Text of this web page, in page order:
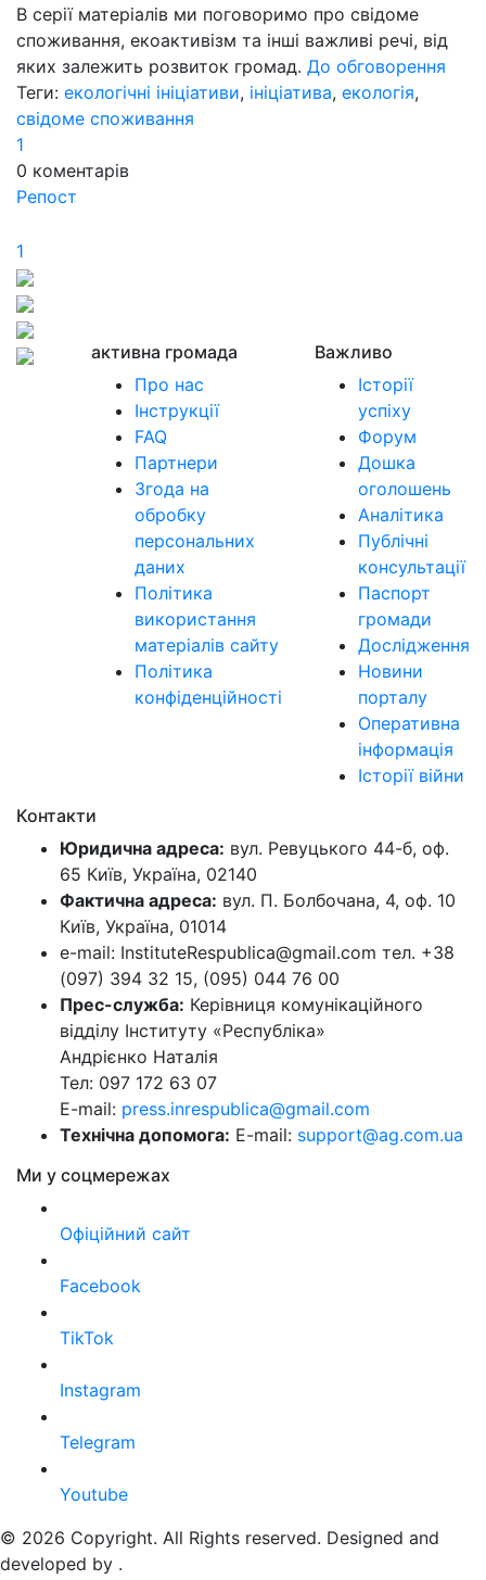
В серії матеріалів ми поговоримо про свідоме
споживання, екоактивізм та інші важливі речі, від
яких залежить розвиток громад. До обговорення
Теги: екологічні ініціативи, ініціатива, екологія,
свідоме споживання
1
0 коментарів
Репост
1
активна громада
Про нас
Інструкції
FAQ
Партнери
Згода на
обробку
персональних
даних
Політика
використання
матеріалів сайту
Політика
конфіденційності
Важливо
Історії
успіху
Форум
Дошка
оголошень
Аналітика
Публічні
консультації
Паспорт
громади
Дослідження
Новини
порталу
Оперативна
інформація
Історії війни
Контакти
Юридична адреса: вул. Ревуцького 44-б, оф.
65 Київ, Україна, 02140
Фактична адреса: вул. П. Болбочана, 4, оф. 10
Київ, Україна, 01014
e-mail: InstituteRespublica@gmail.com тел. +38
(097) 394 32 15, (095) 044 76 00
Прес-служба: Керівниця комунікаційного
відділу Інституту «Республіка»
Андрієнко Наталія
Тел: 097 172 63 07
E-mail: press.inrespublica@gmail.com
Технічна допомога: E-mail: support@ag.com.ua
Ми у соцмережах
Офіційний сайт
Facebook
TikTok
Instagram
Telegram
Youtube
© 2026 Copyright. All Rights reserved. Designed and
developed by .